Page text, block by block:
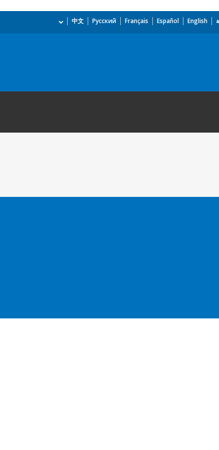
English
Español
Français
Русский
中文